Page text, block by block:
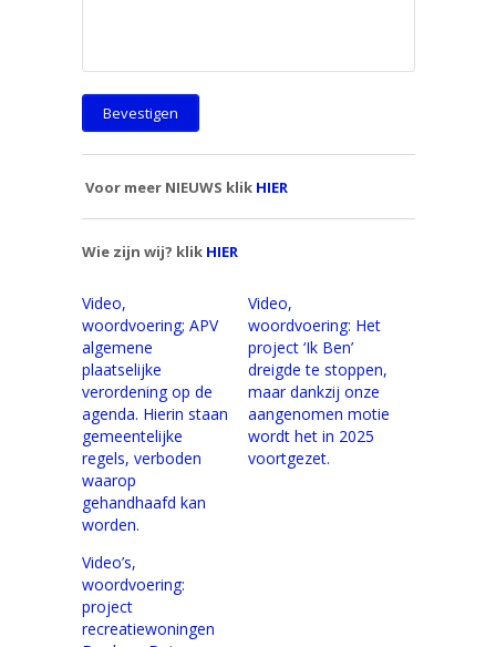
Voor meer NIEUWS klik HIER
Wie zijn wij? klik HIER
Video,
woordvoering; APV
algemene
plaatselijke
verordening op de
agenda. Hierin staan
gemeentelijke
regels, verboden
waarop
gehandhaafd kan
worden.
Video,
woordvoering: Het
project ‘Ik Ben’
dreigde te stoppen,
maar dankzij onze
aangenomen motie
wordt het in 2025
voortgezet.
Video’s,
woordvoering:
project
recreatiewoningen